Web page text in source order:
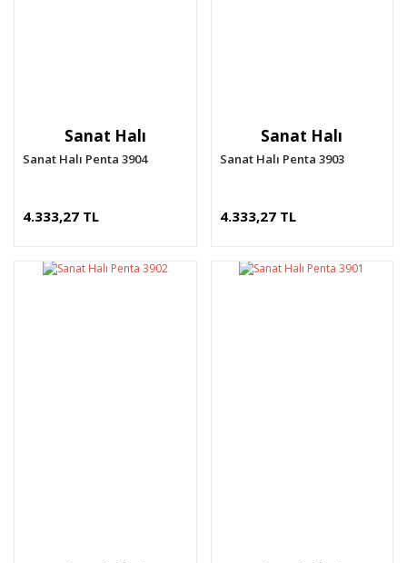
Sanat Halı
Sanat Halı Penta 3904
4.333,27 TL
Sanat Halı
Sanat Halı Penta 3903
4.333,27 TL